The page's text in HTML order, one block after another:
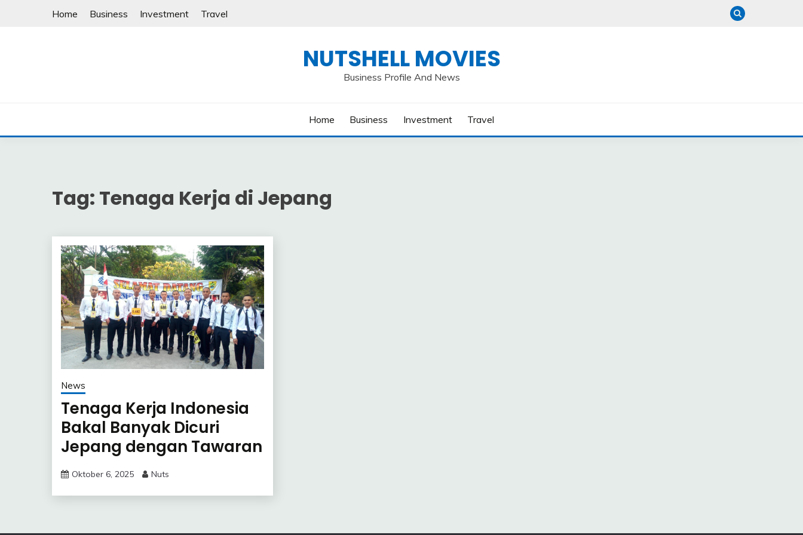
Home Business Investment Travel
NUTSHELL MOVIES
Business Profile And News
Home Business Investment Travel
Tag: Tenaga Kerja di Jepang
News
Tenaga Kerja Indonesia
Bakal Banyak Dicuri
Jepang dengan Tawaran
Gaji yang “GEDE”?
Oktober 6, 2025 Nuts